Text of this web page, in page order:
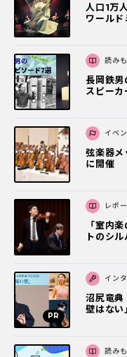
人口1万
ワール
読み
長岡鉄男
スピー
イベ
弦楽器
に開催
レポ
「室内
トのシ
イン
沼尻竜典
壁はない
読み